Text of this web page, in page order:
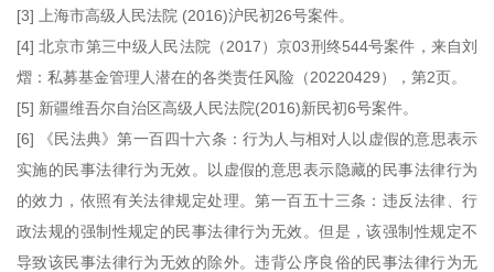
[3] 上海市高级人民法院 (2016)沪民初26号案件。
[4] 北京市第三中级人民法院（2017）京03刑终544号案件，来自刘
熠：私募基金管理人潜在的各类责任风险（20220429），第2页。
[5] 新疆维吾尔自治区高级人民法院(2016)新民初6号案件。
[6] 《民法典》第一百四十六条：行为人与相对人以虚假的意思表示
实施的民事法律行为无效。以虚假的意思表示隐藏的民事法律行为
的效力，依照有关法律规定处理。第一百五十三条：违反法律、行
政法规的强制性规定的民事法律行为无效。但是，该强制性规定不
导致该民事法律行为无效的除外。违背公序良俗的民事法律行为无